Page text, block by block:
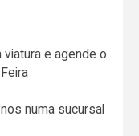
e agende o
numa sucursal